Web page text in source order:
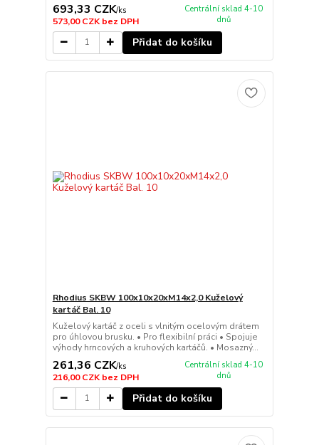
693,33 CZK/ks
573,00 CZKbez DPH
Centrální sklad 4-10
dnů
Přidat do košíku
Rhodius SKBW 100x10x20xM14x2,0 Kuželový
kartáč Bal. 10
Kuželový kartáč z oceli s vlnitým ocelovým drátem
pro úhlovou brusku. • Pro flexibilní práci • Spojuje
výhody hrncových a kruhových kartáčů. • Mosazný...
261,36 CZK/ks
216,00 CZKbez DPH
Centrální sklad 4-10
dnů
Přidat do košíku